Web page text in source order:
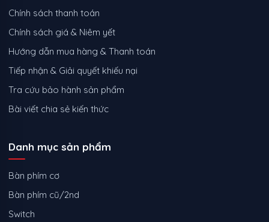
Chính sách thanh toán
Chính sách giá & Niêm yết
Hướng dẫn mua hàng & Thanh toán
Tiếp nhận & Giải quyết khiếu nại
Tra cứu bảo hành sản phẩm
Bài viết chia sẻ kiến thức
Danh mục sản phẩm
Bàn phím cơ
Bàn phím cũ/2nd
Switch